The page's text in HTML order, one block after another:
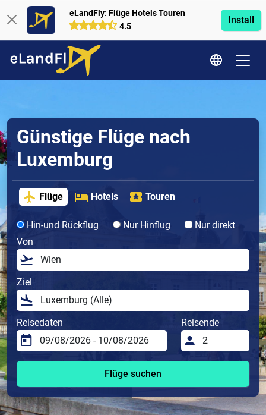
eLandFly: Flüge Hotels Touren
4.5
Install
Günstige Flüge nach
Luxemburg
Flüge Hotels Touren
Hin-und Rückflug Nur Hinflug
Nur direkt
Von
Ziel
Reisedaten Reisende
Flüge suchen